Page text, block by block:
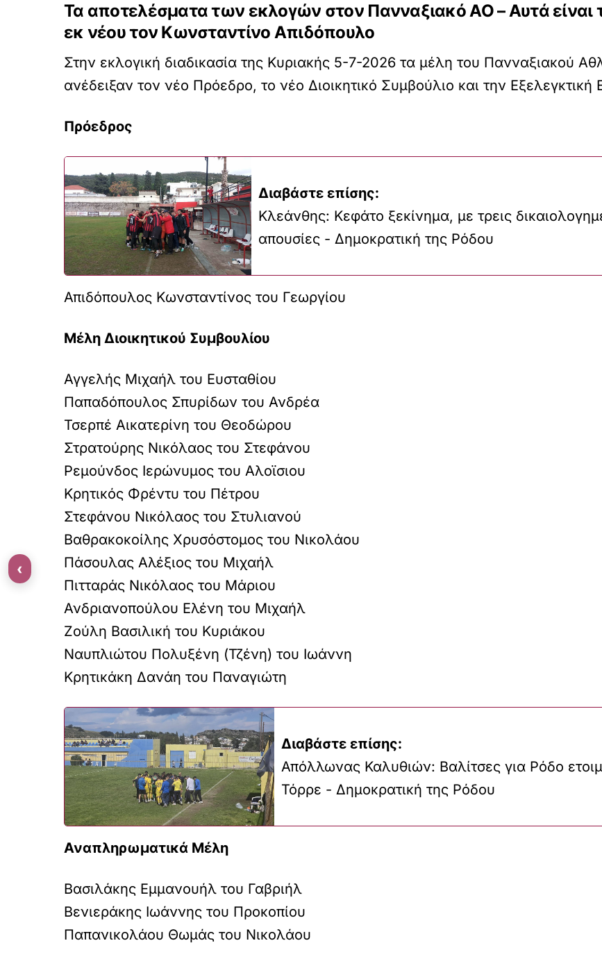
Τα αποτελέσματα των εκλογών στον Πανναξιακό ΑΟ – Αυτά είναι
εκ νέου τον Κωνσταντίνο Απιδόπουλο
Στην εκλογική διαδικασία της Κυριακής 5-7-2026 τα μέλη του Πανναξιακού
ανέδειξαν τον νέο Πρόεδρο, το νέο Διοικητικό Συμβούλιο και την Εξελεγκτική
Πρόεδρος
Διαβάστε επίσης:
Κλεάνθης: Κεφάτο ξεκίνημα, με τρεις
απουσίες - Δημοκρατική της Ρόδου
Απιδόπουλος Κωνσταντίνος του Γεωργίου
Μέλη Διοικητικού Συμβουλίου
Αγγελής Μιχαήλ του Ευσταθίου
Παπαδόπουλος Σπυρίδων του Ανδρέα
Τσερπέ Αικατερίνη του Θεοδώρου
Στρατούρης Νικόλαος του Στεφάνου
Ρεμούνδος Ιερώνυμος του Αλοϊσιου
Κρητικός Φρέντυ του Πέτρου
Στεφάνου Νικόλαος του Στυλιανού
Βαθρακοκοίλης Χρυσόστομος του Νικολάου
Πάσουλας Αλέξιος του Μιχαήλ
Πιτταράς Νικόλαος του Μάριου
Ανδριανοπούλου Ελένη του Μιχαήλ
Ζούλη Βασιλική του Κυριάκου
Ναυπλιώτου Πολυξένη (Τζένη) του Ιωάννη
Κρητικάκη Δανάη του Παναγιώτη
Διαβάστε επίσης:
Απόλλωνας Καλυθιών: Βαλίτσες για Ρόδο
Τόρρε - Δημοκρατική της Ρόδου
Αναπληρωματικά Μέλη
Βασιλάκης Εμμανουήλ του Γαβριήλ
Βενιεράκης Ιωάννης του Προκοπίου
Παπανικολάου Θωμάς του Νικολάου
‹